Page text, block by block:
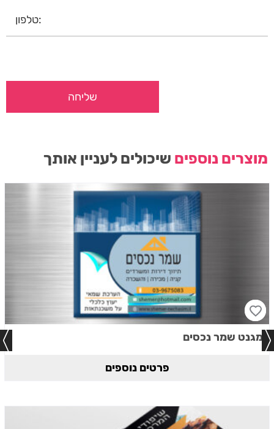
מוצרים נוספים שיכולים לעניין אותך
מגנט שמר נכסים
פרטים נוספים